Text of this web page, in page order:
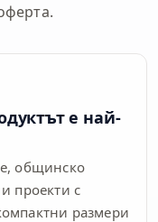
е най-
общинско
проекти с
размери